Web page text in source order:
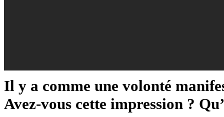
Il y a comme une volonté
Avez-vous cette impression ?